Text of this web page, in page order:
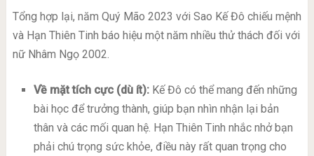
Tổng hợp lại, năm Quý Mão 2023 với Sao Kế Đô chiếu mệnh
và Hạn Thiên Tinh báo hiệu một năm nhiều thử thách đối với
nữ Nhâm Ngọ 2002.
Về mặt tích cực (dù ít):Kế Đô có thể mang đến những
bài học để trưởng thành, giúp bạn nhìn nhận lại bản
thân và các mối quan hệ. Hạn Thiên Tinh nhắc nhở bạn
phải chú trọng sức khỏe, điều này rất quan trọng cho